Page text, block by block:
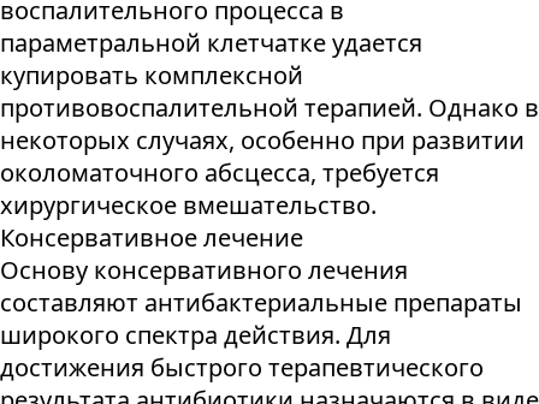
воспалительного процесса в
параметральной клетчатке удается
купировать комплексной
противовоспалительной терапией. Однако в
некоторых случаях, особенно при развитии
околоматочного абсцесса, требуется
хирургическое вмешательство.
Консервативное лечение
Основу консервативного лечения
составляют антибактериальные препараты
широкого спектра действия. Для
достижения быстрого терапевтического